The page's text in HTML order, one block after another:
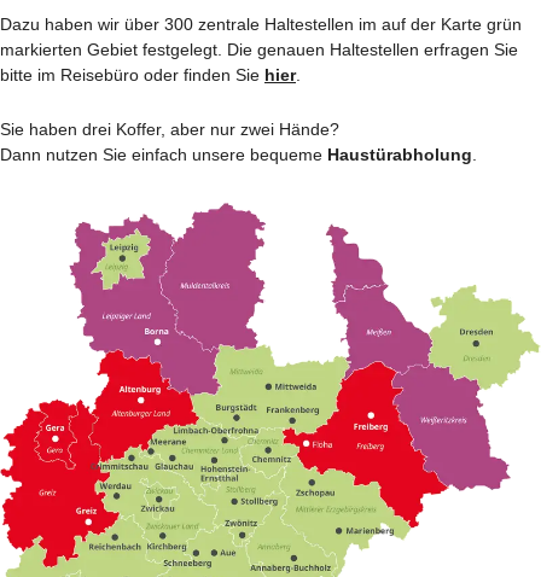
Dazu haben wir über 300 zentrale Haltestellen im auf der Karte grün
markierten Gebiet festgelegt. Die genauen Haltestellen erfragen Sie
bitte im Reisebüro oder finden Sie hier.
Sie haben drei Koffer, aber nur zwei Hände?
Dann nutzen Sie einfach unsere bequeme Haustürabholung.